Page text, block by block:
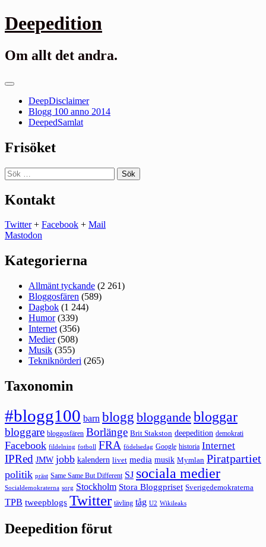
Gå
till
Deepedition
Om allt det andra.
Primär
DeepDisclaimer
Blogg 100 anno 2014
DeepedSamlat
Frisöket
Sök
efter:
Kontakt
Twitter+ Facebook + Mail
Mastodon
Kategorierna
Allmänt tyckande (2 261)
Bloggosfären (589)
Dagbok (1 244)
Humor(339)
Internet (356)
Medier(508)
Musik (355)
Tekniknörderi (265)
Taxonomin
#blogg100 barn blogg bloggande bloggar
bloggare bloggosfären Borlänge Brit Stakston deepedition demokrati
Facebook fildelning fotboll FRA födelsedag Google historia Internet
IPRed JMW jobb kalendern livet media musik Mymlan Piratpartiet
politik präst Same Same But Different SJ sociala medier
Socialdemokraterna sorg Stockholm Stora Bloggpriset Sverigedemokraterna
TPB tweepblogs Twitter tävling tåg U2 Wikileaks
Deepedition förut